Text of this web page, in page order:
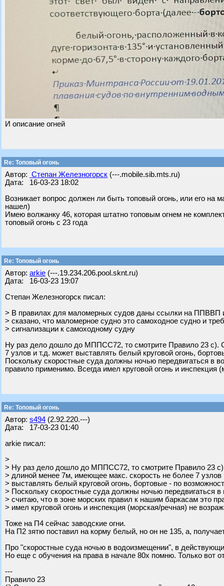
И описание огней
Re: Топовый огонь
Автор: Степан Железногорск (---.mobile.sib.mts.ru)
Дата: 16-03-23 18:02
Возникает вопрос должен ли быть топовый огонь, или его
нашел)
Имею волжанку 46, которая штатно топовым огнем не
топовый огонь с 23 года
Re: Топовый огонь
Автор: arkie (---.19.234.206.pool.sknt.ru)
Дата: 16-03-23 19:07
Степан Железногорск писал:
> В правилах для маломерных судов даны ссылки на
> сказано, что маломерное судно это самоходное судно и
> сигнализации к самоходному судну
Ну раз дело дошло до МППСС72, то смотрите Правило 23 с).
7 узлов и т.д. может выставлять белый круговой огонь,
Поскольку скоростные суда должны ночью передвигаться в
правило применимо. Всегда имел круговой огонь и инспекция
Re: Топовый огонь
Автор: s494 (2.92.220.---)
Дата: 17-03-23 01:40
arkie писал:
>
> Ну раз дело дошло до МППСС72, то смотрите Правило 23
> длиной менее 7м, имеющее макс. скорость не более 7 узлов
> выставлять белый круговой огонь, бортовые - по
> Поскольку скоростные суда должны ночью передвигаться
> считаю, что в зоне морских правил к нашим баркасам это
> имел круговой огонь и инспекция (морская/речная) не
Тоже на П4 сейчас заводские огни.
На П2 зятю поставил на корму белый, но он не 135, а,
Про "скоростные суда ночью в водоизмещении", в
Но еще с обучения на права в начале 80х помню. Только вот
---
Правило 23